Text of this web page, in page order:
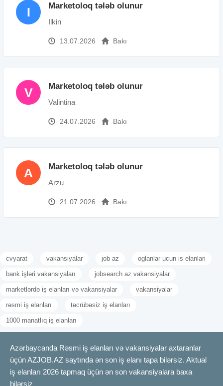
I Marketoloq tələb olunur
Ilkin
13.07.2026 Bakı
V Marketoloq tələb olunur
Valintina
24.07.2026 Bakı
A Marketoloq tələb olunur
Arzu
21.07.2026 Bakı
cvyarat vakansiyalar job az oglanlar ucun is elanlari
bank işləri vakansiyaları jobsearch az vakansiyalar
marketlərdə iş elanları və vakansiyalar vakansiyalar
rəsmi iş elanları təcrübəsiz iş elanları
1000 manatlıq iş elanları
Azərbaycanda Rəsmi iş elanları və vakansiyalar axtaranlar
üçün AZJOB.AZ saytında ən son iş elanı tapa bilərsiz. Aktual
iş elanları 2026 tapmaq üçün ən son vakansiyalara baxa
bilərsiz